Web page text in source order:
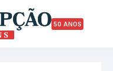
50 ANOS